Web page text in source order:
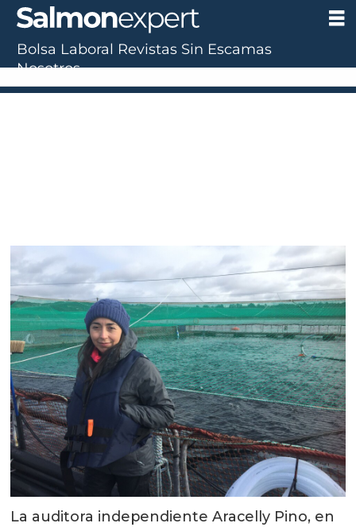
La auditora independiente Aracelly Pino, en
Bolsa Laboral Revistas Sin Escamas
Nosotros